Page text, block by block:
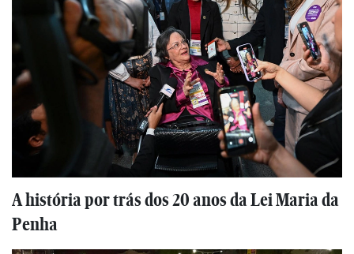
A história por trás dos 20 anos da Lei Maria da
Penha